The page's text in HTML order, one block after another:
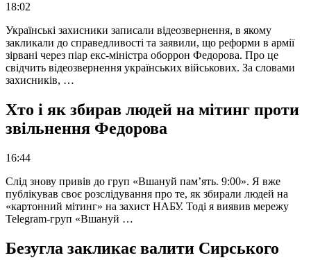
18:02
Українські захисники записали відеозвернення, в якому
закликали до справедливості та заявили, що реформи в армії
зірвані через піар екс-міністра оборрон Федорова. Про це
свідчить відеозвернення українських військових. За словами
захисників, …
Хто і як збирав людей на мітинг проти
звільнення Федорова
16:44
Слід знову привів до груп «Вшануй пам’ять. 9:00». Я вже
публікував своє розслідування про те, як збирали людей на
«картонний мітинг» на захист НАБУ. Тоді я виявив мережу
Telegram-груп «Вшануй …
Безугла закликає валити Сирського